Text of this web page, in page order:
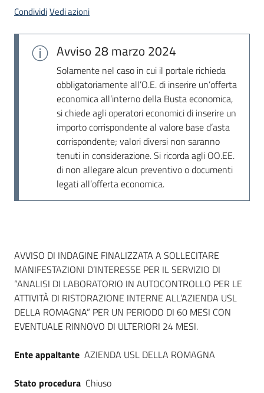
telematiche
CondividiVedi azioni
Avviso 28 marzo 2024
Solamente nel caso in cui il portale richieda
obbligatoriamente all’O.E. di inserire un’offerta
economica all’interno della Busta economica,
si chiede agli operatori economici di inserire un
importo corrispondente al valore base d’asta
corrispondente; valori diversi non saranno
tenuti in considerazione. Si ricorda agli OO.EE.
di non allegare alcun preventivo o documenti
legati all’offerta economica.
Dati del bando
AVVISO DI INDAGINE FINALIZZATA A SOLLECITARE
MANIFESTAZIONI D’INTERESSE PER IL SERVIZIO DI
“ANALISI DI LABORATORIO IN AUTOCONTROLLO PER LE
ATTIVITÀ DI RISTORAZIONE INTERNE ALL’AZIENDA USL
DELLA ROMAGNA” PER UN PERIODO DI 60 MESI CON
EVENTUALE RINNOVO DI ULTERIORI 24 MESI.
Ente appaltante AZIENDA USL DELLA ROMAGNA
Stato procedura Chiuso